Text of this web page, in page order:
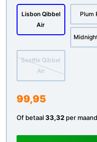
Lisbon Qibbel
Air
Plum
Seattle Qibbel
Air
99,95
Of betaal33,32per